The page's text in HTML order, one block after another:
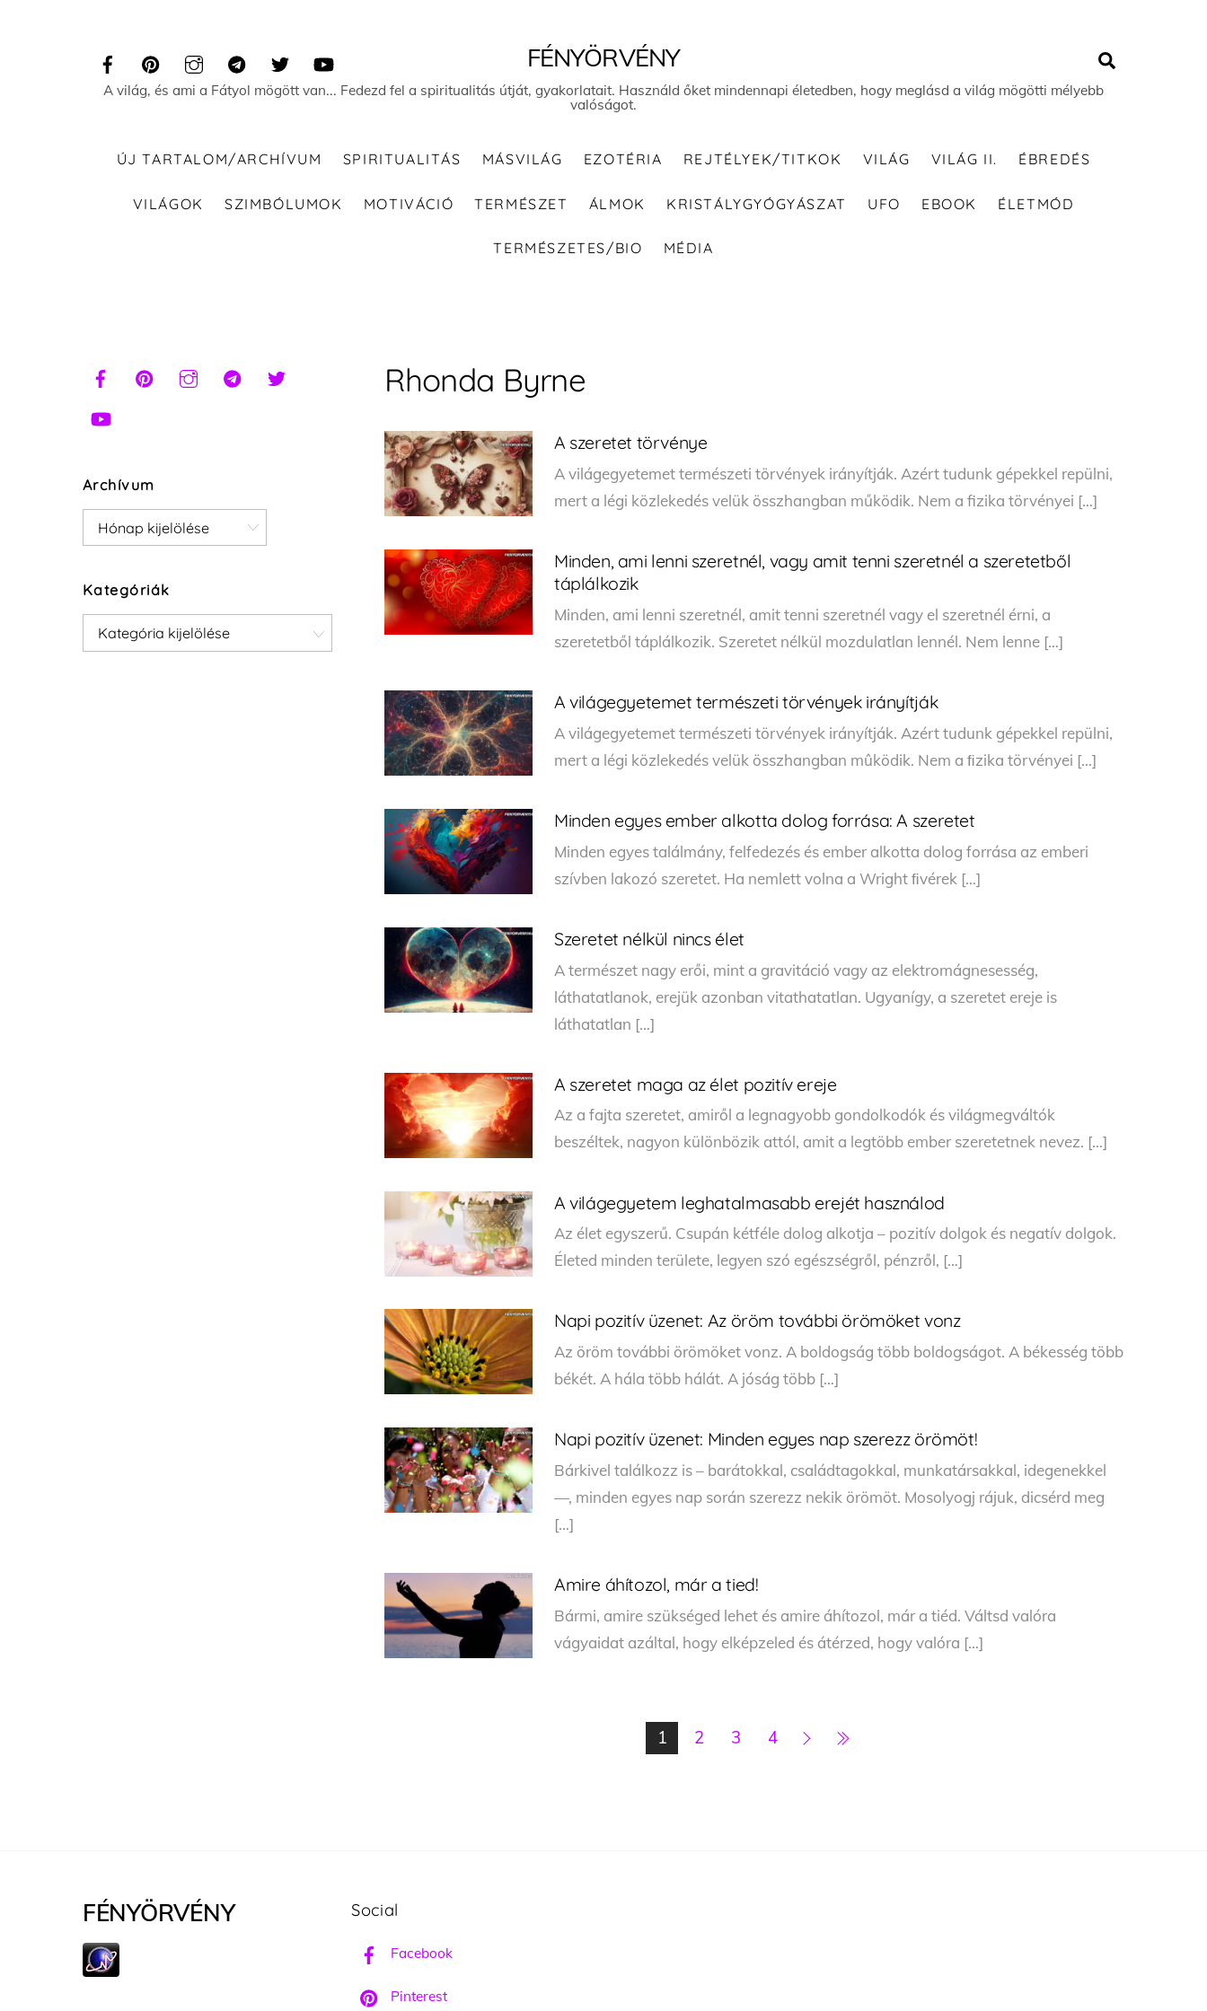
FÉNYÖRVÉNY
A világ, és ami a Fátyol mögött van... Fedezd fel a spiritualitás útját, gyakorlatait. Használd őket mindennapi életedben, hogy meglásd a világ mögötti mélyebb
valóságot.
ÚJ TARTALOM/ARCHÍVUM SPIRITUALITÁS MÁSVILÁG EZOTÉRIA REJTÉLYEK/TITKOK VILÁG VILÁG II. ÉBREDÉS
VILÁGOK SZIMBÓLUMOK MOTIVÁCIÓ TERMÉSZET ÁLMOK KRISTÁLYGYÓGYÁSZAT UFO EBOOK ÉLETMÓD
TERMÉSZETES/BIO MÉDIA
Rhonda Byrne
A szeretet törvénye
A világegyetemet természeti törvények irányítják. Azért tudunk gépekkel repülni,
mert a légi közlekedés velük összhangban működik. Nem a fizika törvényei […]
Minden, ami lenni szeretnél, vagy amit tenni szeretnél a szeretetből
táplálkozik
Minden, ami lenni szeretnél, amit tenni szeretnél vagy el szeretnél érni, a
szeretetből táplálkozik. Szeretet nélkül mozdulatlan lennél. Nem lenne […]
A világegyetemet természeti törvények irányítják
A világegyetemet természeti törvények irányítják. Azért tudunk gépekkel repülni,
mert a légi közlekedés velük összhangban mûködik. Nem a ﬁzika törvényei […]
Minden egyes ember alkotta dolog forrása: A szeretet
Minden egyes találmány, felfedezés és ember alkotta dolog forrása az emberi
szívben lakozó szeretet. Ha nemlett volna a Wright ﬁvérek […]
Szeretet nélkül nincs élet
A természet nagy erői, mint a gravitáció vagy az elektromágnesesség,
láthatatlanok, erejük azonban vitathatatlan. Ugyanígy, a szeretet ereje is
láthatatlan […]
A szeretet maga az élet pozitív ereje
Az a fajta szeretet, amiről a legnagyobb gondolkodók és világmegváltók
beszéltek, nagyon különbözik attól, amit a legtöbb ember szeretetnek nevez. […]
A világegyetem leghatalmasabb erejét használod
Az élet egyszerű. Csupán kétféle dolog alkotja – pozitív dolgok és negatív dolgok.
Életed minden területe, legyen szó egészségről, pénzről, […]
Napi pozitív üzenet: Az öröm további örömöket vonz
Az öröm további örömöket vonz. A boldogság több boldogságot. A békesség több
békét. A hála több hálát. A jóság több […]
Napi pozitív üzenet: Minden egyes nap szerezz örömöt!
Bárkivel találkozz is – barátokkal, családtagokkal, munkatársakkal, idegenekkel
—, minden egyes nap során szerezz nekik örömöt. Mosolyogj rájuk, dicsérd meg
[…]
Amire áhítozol, már a tied!
Bármi, amire szükséged lehet és amire áhítozol, már a tiéd. Váltsd valóra
vágyaidat azáltal, hogy elképzeled és átérzed, hogy valóra […]
1 2 3 4
Archívum
Archívum
Kategóriák
Kategóriák
FÉNYÖRVÉNY Social
Facebook
Pinterest